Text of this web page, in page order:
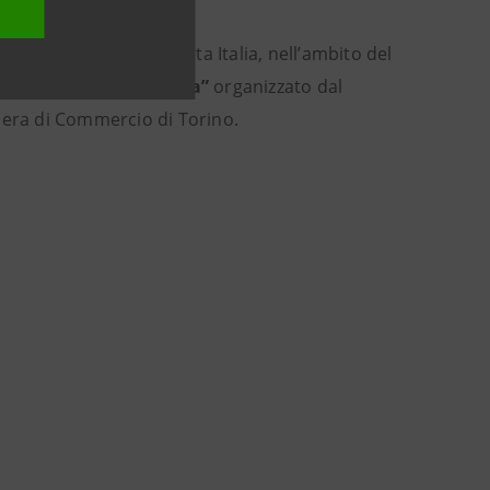
provenienti da tutta Italia, nell’ambito del
di Grande Altezza” organizzato dal
di Commercio di Torino.